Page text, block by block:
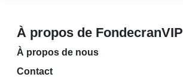
À propos de FondecranVIP
À propos de nous
Contact